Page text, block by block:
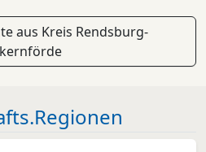
un...
aus Kreis Rendsburg-